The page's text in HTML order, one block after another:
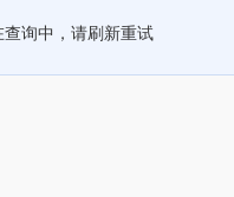
查询中，请刷新重试